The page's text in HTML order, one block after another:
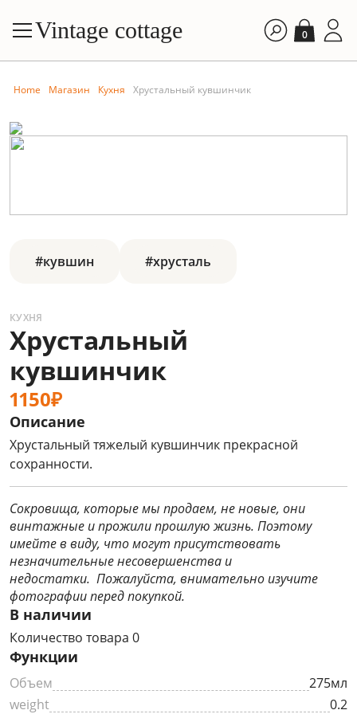
Vintage cottage 0
Home Магазин Кухня Хрустальный кувшинчик
#кувшин #хрусталь
КУХНЯ
Хрустальный
кувшинчик
1150₽
Описание
Хрустальный тяжелый кувшинчик прекрасной
сохранности.
Сокровища, которые мы продаем, не новые, они
винтажные и прожили прошлую жизнь. Поэтому
имейте в виду, что могут присутствовать
незначительные несовершенства и
недостатки. Пожалуйста, внимательно изучите
фотографии перед покупкой.
В наличии
Количество товара 0
Функции
Объем
275мл
weight
0.2